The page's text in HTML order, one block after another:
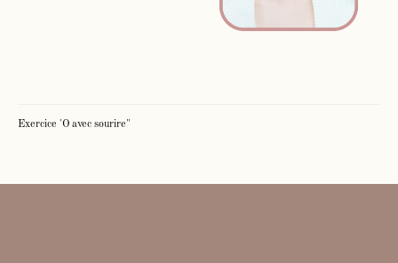
Exercice 'O avec sourire"